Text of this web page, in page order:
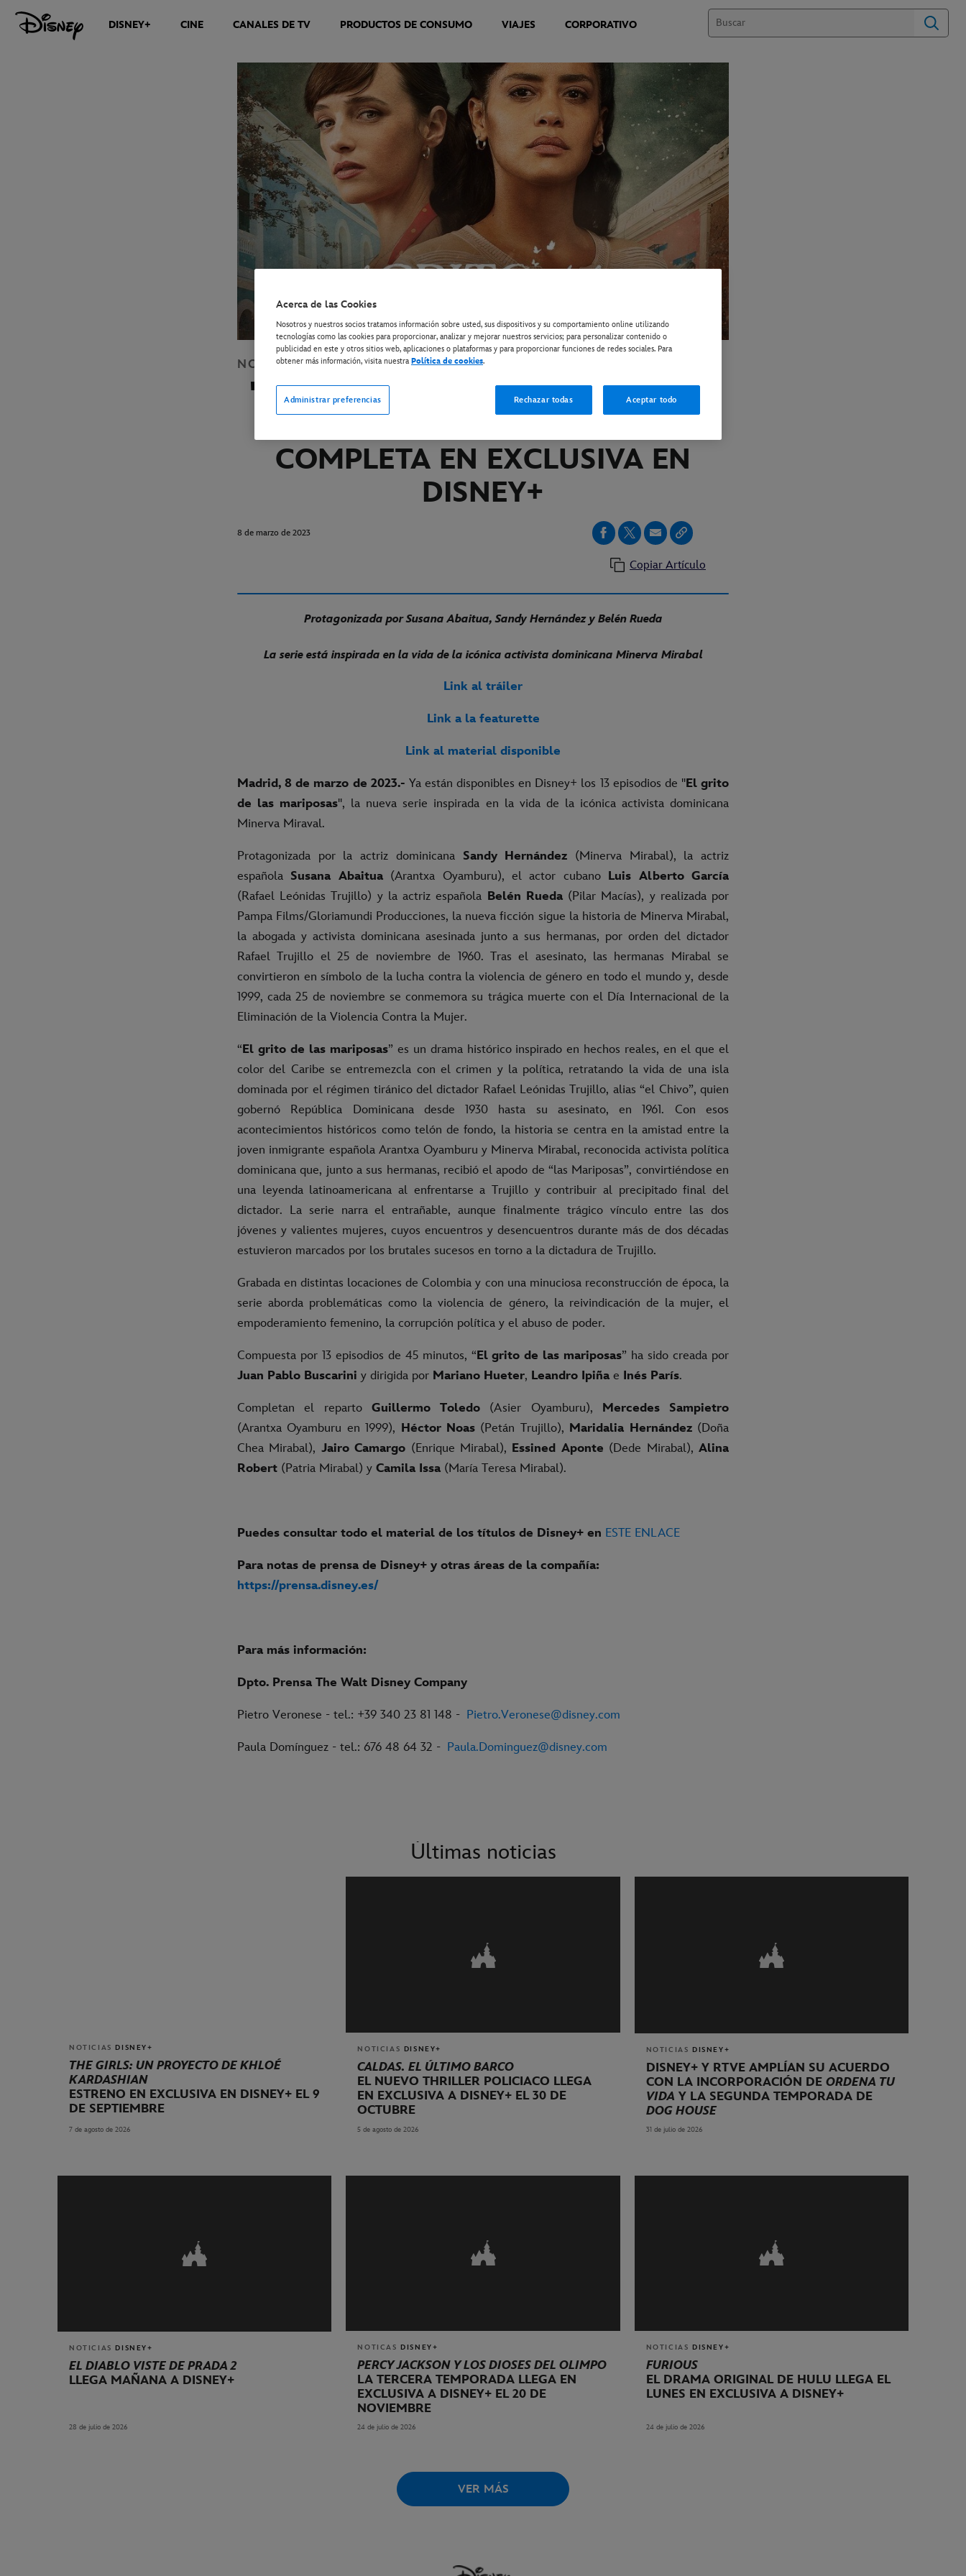
DISNEY+ CINE CANALES DE TV PRODUCTOS DE CONSUMO VIAJES CORPORATIVO
NOTICIAS DISNEY+
''EL GRITO DE LAS MARIPOSAS'' -
YA DISPONIBLE LA TEMPORADA
COMPLETA EN EXCLUSIVA EN
DISNEY+
8 de marzo de 2023
Copiar Artículo
Protagonizada por Susana Abaitua, Sandy Hernández y Belén Rueda
La serie está inspirada en la vida de la icónica activista dominicana Minerva Mirabal
Link al tráiler
Link a la featurette
Link al material disponible
Madrid, 8 de marzo de 2023.- Ya están disponibles en Disney+ los 13 episodios de ''El grito
de las mariposas'', la nueva serie inspirada en la vida de la icónica activista dominicana
Minerva Miraval.
Protagonizada por la actriz dominicana Sandy Hernández (Minerva Mirabal), la actriz
española Susana Abaitua (Arantxa Oyamburu), el actor cubano Luis Alberto García
(Rafael Leónidas Trujillo) y la actriz española Belén Rueda(Pilar Macías), y realizada por
Pampa Films/Gloriamundi Producciones, la nueva ficción sigue la historia de Minerva Mirabal,
la abogada y activista dominicana asesinada junto a sus hermanas, por orden del dictador
Rafael Trujillo el 25 de noviembre de 1960. Tras el asesinato, las hermanas Mirabal se
convirtieron en símbolo de la lucha contra la violencia de género en todo el mundo y, desde
1999, cada 25 de noviembre se conmemora su trágica muerte con el Día Internacional de la
Eliminación de la Violencia Contra la Mujer.
“El grito de las mariposas” es un drama histórico inspirado en hechos reales, en el que el
color del Caribe se entremezcla con el crimen y la política, retratando la vida de una isla
dominada por el régimen tiránico del dictador Rafael Leónidas Trujillo, alias “el Chivo”, quien
gobernó República Dominicana desde 1930 hasta su asesinato, en 1961. Con esos
acontecimientos históricos como telón de fondo, la historia se centra en la amistad entre la
joven inmigrante española Arantxa Oyamburu y Minerva Mirabal, reconocida activista política
dominicana que, junto a sus hermanas, recibió el apodo de “las Mariposas”, convirtiéndose en
una leyenda latinoamericana al enfrentarse a Trujillo y contribuir al precipitado final del
dictador. La serie narra el entrañable, aunque finalmente trágico vínculo entre las dos
jóvenes y valientes mujeres, cuyos encuentros y desencuentros durante más de dos décadas
estuvieron marcados por los brutales sucesos en torno a la dictadura de Trujillo.
Grabada en distintas locaciones de Colombia y con una minuciosa reconstrucción de época, la
serie aborda problemáticas como la violencia de género, la reivindicación de la mujer, el
empoderamiento femenino, la corrupción política y el abuso de poder.
Compuesta por 13 episodios de 45 minutos, “El grito de las mariposas” ha sido creada por
Juan Pablo Buscarini y dirigida por Mariano Hueter, Leandro Ipiña e Inés París.
Completan el reparto Guillermo Toledo (Asier Oyamburu), Mercedes Sampietro
(Arantxa Oyamburu en 1999), Héctor Noas (Petán Trujillo), Maridalia Hernández(Doña
Chea Mirabal), Jairo Camargo (Enrique Mirabal), Essined Aponte (Dede Mirabal),Alina
Robert (Patria Mirabal) y Camila Issa (María Teresa Mirabal).
Puedes consultar todo el material de los títulos de Disney+ en ESTE ENLACE
Para notas de prensa de Disney+ y otras áreas de la compañía:
https://prensa.disney.es/
Para más información:
Dpto. Prensa The Walt Disney Company
Pietro Veronese - tel.: +39 340 23 81 148 - Pietro.Veronese@disney.com
Paula Domínguez - tel.: 676 48 64 32 - Paula.Dominguez@disney.com
Últimas noticias
NOTICIAS DISNEY+
THE GIRLS: UN PROYECTO DE KHLOÉ
KARDASHIAN
ESTRENO EN EXCLUSIVA EN DISNEY+ EL 9
DE SEPTIEMBRE
7 de agosto de 2026
NOTICIAS DISNEY+
CALDAS. EL ÚLTIMO BARCO
EL NUEVO THRILLER POLICIACO LLEGA
EN EXCLUSIVA A DISNEY+ EL 30 DE
OCTUBRE
5 de agosto de 2026
NOTICIAS DISNEY+
DISNEY+ Y RTVE AMPLÍAN SU ACUERDO
CON LA INCORPORACIÓN DE ORDENA TU
VIDA Y LA SEGUNDA TEMPORADA DE
DOG HOUSE
31 de julio de 2026
NOTICIAS DISNEY+
EL DIABLO VISTE DE PRADA 2
LLEGA MAÑANA A DISNEY+
28 de julio de 2026
NOTICAS DISNEY+
PERCY JACKSON Y LOS DIOSES DEL OLIMPO
LA TERCERA TEMPORADA LLEGA EN
EXCLUSIVA A DISNEY+ EL 20 DE
NOVIEMBRE
24 de julio de 2026
NOTICIAS DISNEY+
FURIOUS
EL DRAMA ORIGINAL DE HULU LLEGA EL
LUNES EN EXCLUSIVA A DISNEY+
24 de julio de 2026
VER MÁS
Acerca de las Cookies
Nosotros y nuestros socios tratamos información sobre usted, sus dispositivos y su comportamiento online utilizando
tecnologías como las cookies para proporcionar, analizar y mejorar nuestros servicios; para personalizar contenido o
publicidad en este y otros sitios web, aplicaciones o plataformas y para proporcionar funciones de redes sociales. Para
obtener más información, visita nuestra Política de cookies.
Administrar preferencias Rechazar todas Aceptar todo